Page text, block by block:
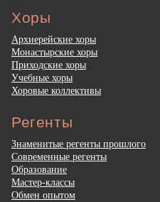
Хоры
Архиерейские хоры
Монастырские хоры
Приходские хоры
Учебные хоры
Хоровые коллективы
Регенты
Знаменитые регенты прошлого
Современные регенты
Образование
Мастер-классы
Обмен опытом